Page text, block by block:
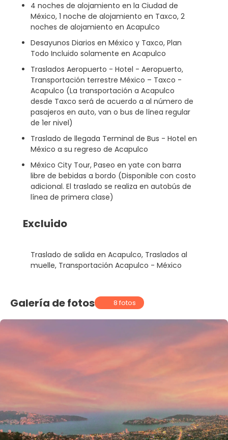
4 noches de alojamiento en la Ciudad de
México, 1 noche de alojamiento en Taxco, 2
noches de alojamiento en Acapulco
Desayunos Diarios en México y Taxco, Plan
Todo Incluido solamente en Acapulco
Traslados Aeropuerto - Hotel - Aeropuerto,
Transportación terrestre México – Taxco -
Acapulco (La transportación a Acapulco
desde Taxco será de acuerdo a al número de
pasajeros en auto, van o bus de línea regular
de 1er nivel)
Traslado de llegada Terminal de Bus - Hotel en
México a su regreso de Acapulco
México City Tour, Paseo en yate con barra
libre de bebidas a bordo (Disponible con costo
adicional. El traslado se realiza en autobús de
línea de primera clase)
Excluido
Traslado de salida en Acapulco, Traslados al
muelle, Transportación Acapulco - México
Galería de fotos 8 fotos